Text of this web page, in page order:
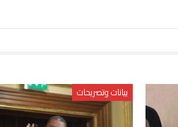
بيانات وتصريحات